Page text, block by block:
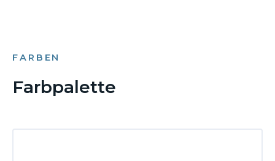
FARBEN
Farbpalette